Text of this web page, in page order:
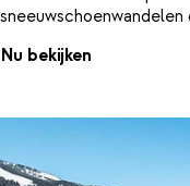
moderne Blu Hotel
natuur centraal: voor de
veel hout en
is het fijn vertoeven in
verschillende sauna's,
binnenzwembad met
Nu bekijken